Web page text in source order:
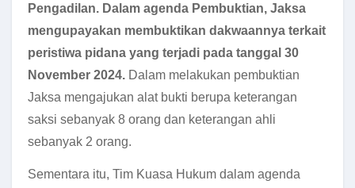
Pengadilan. Dalam agenda Pembuktian, Jaksa
mengupayakan membuktikan dakwaannya terkait
peristiwa pidana yang terjadi pada tanggal 30
November 2024. Dalam melakukan pembuktian
Jaksa mengajukan alat bukti berupa keterangan
saksi sebanyak 8 orang dan keterangan ahli
sebanyak 2 orang.
Sementara itu, Tim Kuasa Hukum dalam agenda